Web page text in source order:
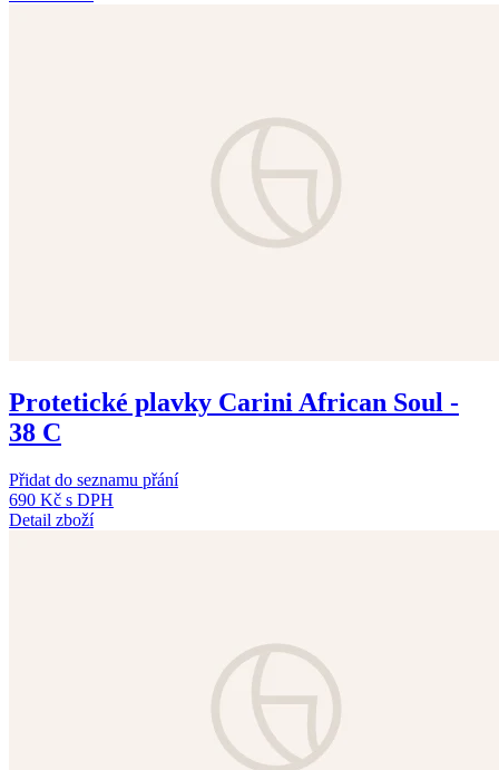
Protetické plavky Carini African Soul -
38 C
Přidat do seznamu přání
690 Kč s DPH
Detail zboží